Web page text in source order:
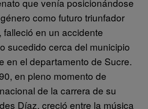
como futuro triunfador
falleció en un accidente
sucedido cerca del municipio
en el departamento de Sucre.
en pleno momento de
de la carrera de su
Díaz, creció entre la música